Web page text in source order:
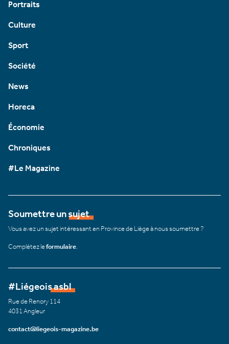
Portraits
Culture
Sport
Société
News
Horeca
Économie
Chroniques
#Le Magazine
Soumettre un sujet
Vous avez un sujet intéressant en Province de Liège à nous soumettre ?
Complétez leformulaire
#Liégeois asbl
Rue de Renory 114
4031 Angleur
contact@liegeois-magazine.be